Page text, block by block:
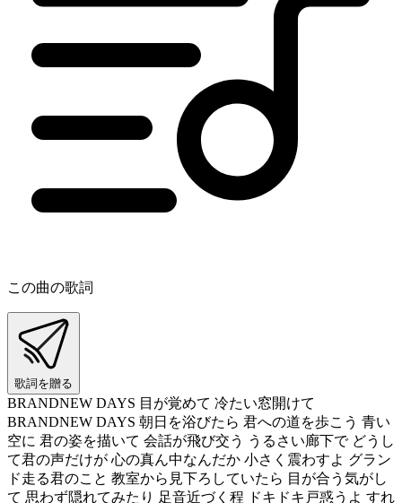
この曲の歌詞
歌詞を贈る
BRANDNEW DAYS 目が覚めて 冷たい窓開けて
BRANDNEW DAYS 朝日を浴びたら 君への道を歩こう 青い
空に 君の姿を描いて 会話が飛び交う うるさい廊下で どうし
て君の声だけが 心の真ん中なんだか 小さく震わすよ グラン
ド走る君のこと 教室から見下ろしていたら 目が合う気がし
て 思わず隠れてみたり 足音近づく程 ドキドキ戸惑うよ すれ